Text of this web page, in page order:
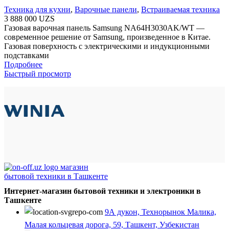
Техника для кухни, Варочные панели, Встраиваемая техника
3 888 000 UZS
Газовая варочная панель Samsung NA64H3030AK/WT —
современное решение от Samsung, произведенное в Китае.
Газовая поверхность с электрическими и индукционными
подставками
Подробнее
Быстрый просмотр
Интернет-магазин бытовой техники и электроники в
Ташкенте
9А дукон, Технорынок Малика,
Малая кольцевая дорога, 59, Ташкент, Узбекистан